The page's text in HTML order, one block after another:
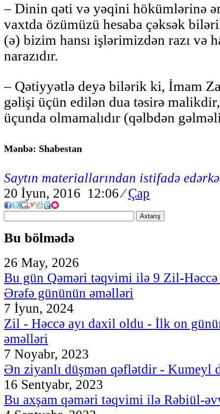
– Dinin qəti və yəqini hökümlərinə
vaxtda özümüzü hesaba çəksək
(ə) bizim hansı işlərimizdən razı və
narazıdır.
– Qətiyyətlə deyə bilərik ki, İmam
gəlişi üçün edilən dua təsirə
üçunda olmamalıdır (qəlbdən
Mənbə: Shabestan
Saytın materiallarından istifadə
20 İyun, 2016 12:06⁄ Çap
Axtarış
Bu bölmədə
26 May, 2026
Bu gün Qəməri təqvimi ilə 9 Zil-
Ərəfə gününün əməlləri
7 İyun, 2024
Zil - Həccə ayı daxil oldu - İlk on
əməlləri
7 Noyabr, 2023
Ən ziyanlı düşmən qəflətdir - Kumeyl
16 Sentyabr, 2023
Bu axşam qəməri təqvimi ilə Rəbiül-